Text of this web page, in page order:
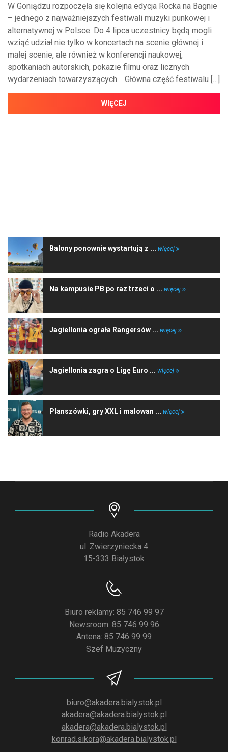
W Goniądzu rozpoczęła się kolejna edycja Rocka na Bagnie
– jednego z najważniejszych festiwali muzyki punkowej i
alternatywnej w Polsce. Do 4 lipca uczestnicy będą mogli
wziąć udział nie tylko w koncertach na scenie głównej i
małej scenie, ale również w konferencji naukowej,
spotkaniach autorskich, pokazie filmu oraz licznych
wydarzeniach towarzyszących. Główna część festiwalu […]
WIĘCEJ
Balony ponownie wystartują z ... więcej
Na kampusie PB po raz trzeci o ... więcej
Jagiellonia ograła Rangersów ... więcej
Jagiellonia zagra o Ligę Euro ... więcej
Planszówki, gry XXL i malowan ... więcej
Radio Akadera
ul. Zwierzyniecka 4
15-333 Białystok
Biuro reklamy: 85 746 99 97
Newsroom: 85 746 99 96
Antena: 85 746 99 99
Szef Muzyczny
biuro@akadera.bialystok.pl
akadera@akadera.bialystok.pl
akadera@akadera.bialystok.pl
konrad.sikora@akadera.bialystok.pl